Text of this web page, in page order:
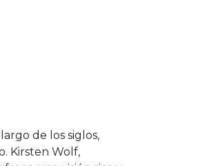
de los siglos,
Kirsten Wolf,